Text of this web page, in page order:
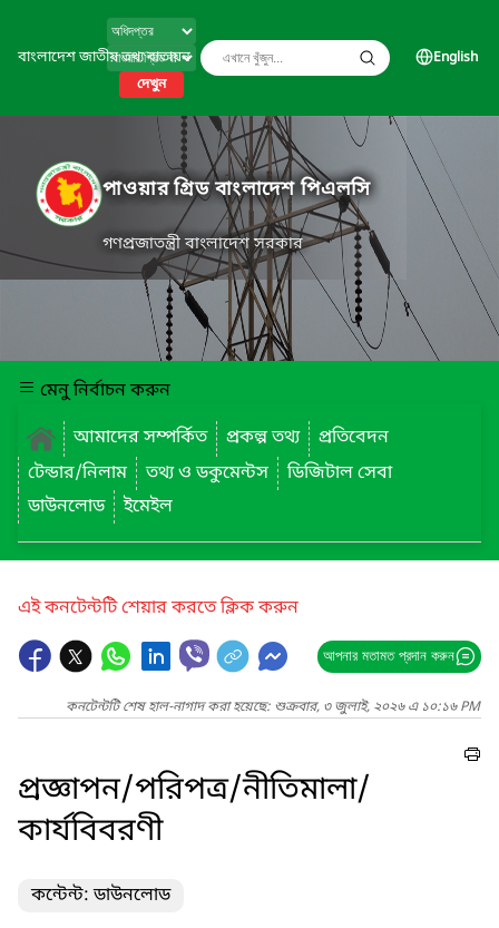
বাংলাদেশ জাতীয় তথ্য বাতায়ন
দেখুন
English
পাওয়ার গ্রিড বাংলাদেশ পিএলসি
গণপ্রজাতন্ত্রী বাংলাদেশ সরকার
মেনু নির্বাচন করুন
আমাদের সম্পর্কিত
প্রকল্প তথ্য
প্রতিবেদন
টেন্ডার/নিলাম
তথ্য ও ডকুমেন্টস
ডিজিটাল সেবা
ডাউনলোড
ইমেইল
এই কনটেন্টটি শেয়ার করতে ক্লিক করুন
আপনার মতামত প্রদান করুন
কনটেন্টটি শেষ হাল-নাগাদ করা হয়েছে: শুক্রবার, ৩ জুলাই, ২০২৬ এ ১০:১৬ PM
প্রজ্ঞাপন/পরিপত্র/নীতিমালা/
কার্যবিবরণী
কন্টেন্ট: ডাউনলোড